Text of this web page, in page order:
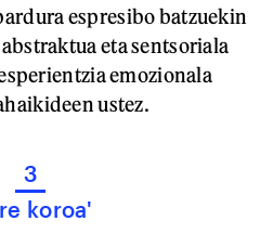
espresibo batzuekin
eta sentsoriala
emozionala
ustez.
3
koroa'